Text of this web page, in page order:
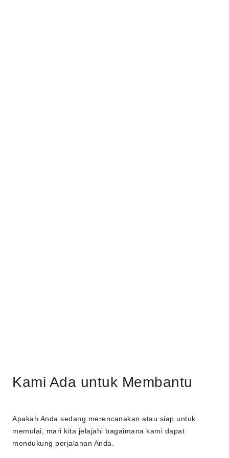
Kami Ada untuk Membantu
Apakah Anda sedang merencanakan atau siap untuk
memulai, mari kita jelajahi bagaimana kami dapat
mendukung perjalanan Anda.